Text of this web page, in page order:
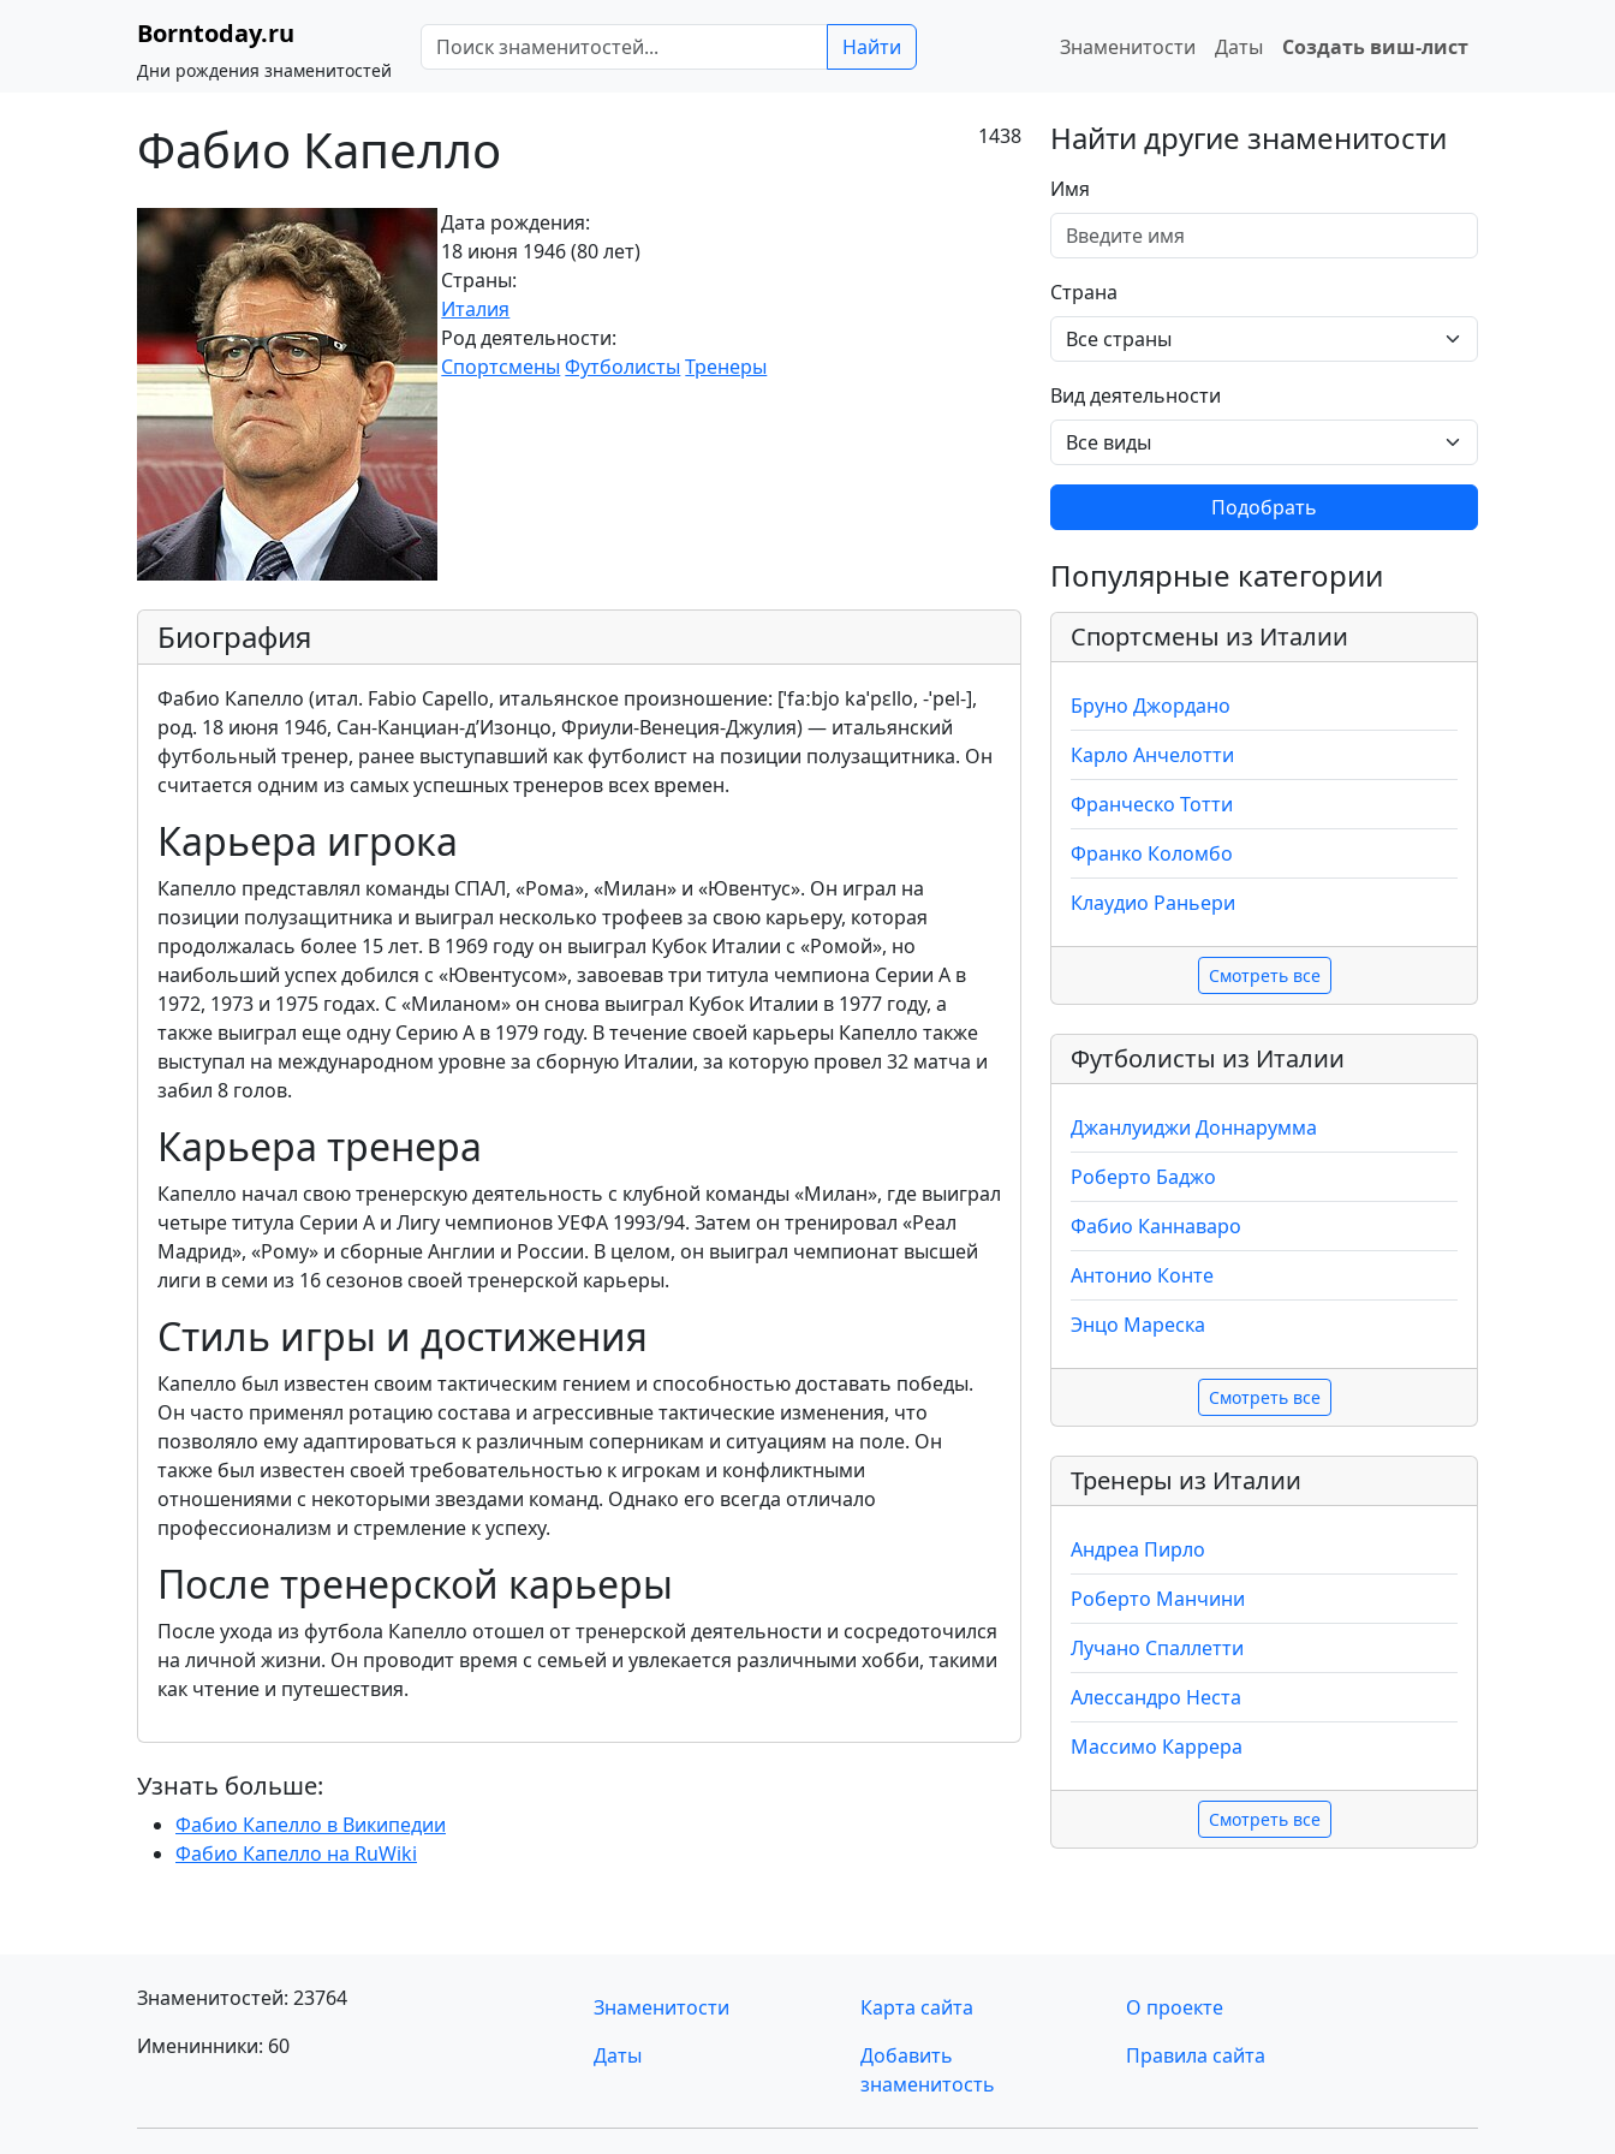
Borntoday.ru
Дни рождения знаменитостей
Найти Знаменитости Даты Создать виш-лист
Фабио Капелло 1438
Дата рождения:
18 июня 1946 (80 лет)
Страны:
Италия
Род деятельности:
Спортсмены Футболисты Тренеры
Биография
Фабио Капелло (итал. Fabio Capello, итальянское произношение: [ˈfaːbjo kaˈpɛllo, -ˈpel-],
род. 18 июня 1946, Сан-Канциан-д’Изонцо, Фриули-Венеция-Джулия) — итальянский
футбольный тренер, ранее выступавший как футболист на позиции полузащитника. Он
считается одним из самых успешных тренеров всех времен.
Карьера игрока
Капелло представлял команды СПАЛ, «Рома», «Милан» и «Ювентус». Он играл на
позиции полузащитника и выиграл несколько трофеев за свою карьеру, которая
продолжалась более 15 лет. В 1969 году он выиграл Кубок Италии с «Ромой», но
наибольший успех добился с «Ювентусом», завоевав три титула чемпиона Серии А в
1972, 1973 и 1975 годах. С «Миланом» он снова выиграл Кубок Италии в 1977 году, а
также выиграл еще одну Серию А в 1979 году. В течение своей карьеры Капелло также
выступал на международном уровне за сборную Италии, за которую провел 32 матча и
забил 8 голов.
Карьера тренера
Капелло начал свою тренерскую деятельность с клубной команды «Милан», где выиграл
четыре титула Серии А и Лигу чемпионов УЕФА 1993/94. Затем он тренировал «Реал
Мадрид», «Рому» и сборные Англии и России. В целом, он выиграл чемпионат высшей
лиги в семи из 16 сезонов своей тренерской карьеры.
Стиль игры и достижения
Капелло был известен своим тактическим гением и способностью доставать победы.
Он часто применял ротацию состава и агрессивные тактические изменения, что
позволяло ему адаптироваться к различным соперникам и ситуациям на поле. Он
также был известен своей требовательностью к игрокам и конфликтными
отношениями с некоторыми звездами команд. Однако его всегда отличало
профессионализм и стремление к успеху.
После тренерской карьеры
После ухода из футбола Капелло отошел от тренерской деятельности и сосредоточился
на личной жизни. Он проводит время с семьей и увлекается различными хобби, такими
как чтение и путешествия.
Узнать больше:
Фабио Капелло в Википедии
Фабио Капелло на RuWiki
Найти другие знаменитости
Имя
Страна
Вид деятельности
Подобрать
Популярные категории
Спортсмены из Италии
Бруно Джордано
Карло Анчелотти
Франческо Тотти
Франко Коломбо
Клаудио Раньери
Смотреть все
Футболисты из Италии
Джанлуиджи Доннарумма
Роберто Баджо
Фабио Каннаваро
Антонио Конте
Энцо Мареска
Смотреть все
Тренеры из Италии
Андреа Пирло
Роберто Манчини
Лучано Спаллетти
Алессандро Неста
Массимо Каррера
Смотреть все
Знаменитостей: 23764
Именинники: 60
Знаменитости
Даты
Карта сайта
Добавить
знаменитость
О проекте
Правила сайта